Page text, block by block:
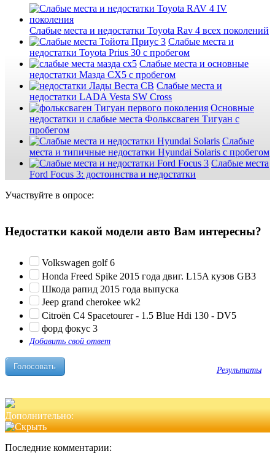
Слабые места и недостатки Toyota Rav 4 всех поколений
Слабые места и
недостатки Toyota Prius 30 с пробегом
Слабые места и основные
недостатки Мазда СХ5 с пробегом
Слабые места и
недостатки LADA Vesta SW Cross
Основные
недостатки и слабые места Фольксваген Тигуан с
пробегом
Слабые
места и типичные недостатки Hyundai Solaris с пробегом
Слабые места
Ford Focus 3: достоинства и недостатки
Участвуйте в опросе:
Недостатки какой модели авто Вам интересны?
Volkswagen golf 6
Honda Freed Spike 2015 года двиг. L15A кузов GB3
Шкода рапид 2015 года выпуска
Jeep grand cherokee wk2
Citroën C4 Spacetourer - 1.5 Blue Hdi 130 - DV5
форд фокус 3
Добавить свой ответ
Результаты
Дополнительно:
Последние комментарии: